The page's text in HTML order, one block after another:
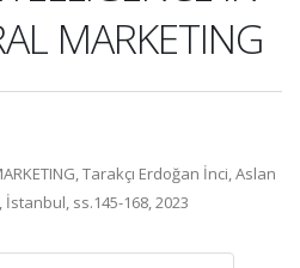
MARKETING
Tarakçı Erdoğan İnci, Aslan
ss.145-168, 2023